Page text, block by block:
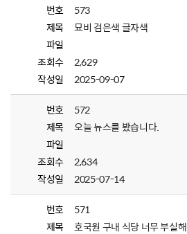
번호
573
제목
묘비 검은색 글자색
파일
조회수
2,629
작성일
2025-09-07
번호
572
제목
오늘 뉴스를 봤습니다.
파일
조회수
2,634
작성일
2025-07-14
번호
571
제목
호국원 구내 식당 너무 부실해